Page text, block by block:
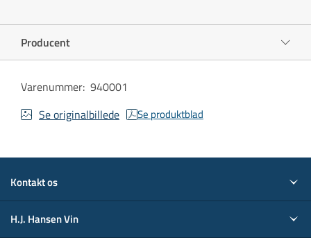
Producent
Varenummer: 940001
Se originalbillede
Se produktblad
Kontakt os
H.J. Hansen Vin